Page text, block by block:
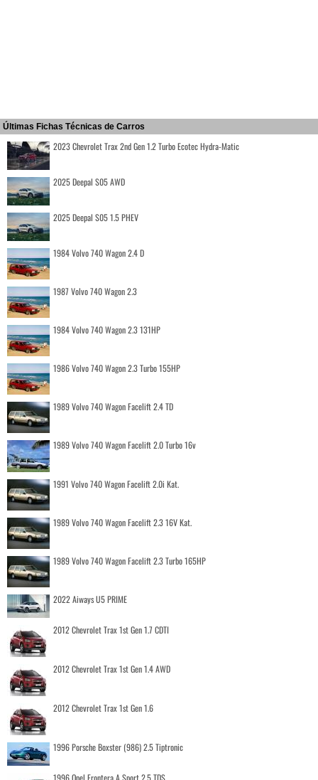
Últimas Fichas Técnicas de Carros
2023 Chevrolet Trax 2nd Gen 1.2 Turbo Ecotec Hydra-Matic
2025 Deepal S05 AWD
2025 Deepal S05 1.5 PHEV
1984 Volvo 740 Wagon 2.4 D
1987 Volvo 740 Wagon 2.3
1984 Volvo 740 Wagon 2.3 131HP
1986 Volvo 740 Wagon 2.3 Turbo 155HP
1989 Volvo 740 Wagon Facelift 2.4 TD
1989 Volvo 740 Wagon Facelift 2.0 Turbo 16v
1991 Volvo 740 Wagon Facelift 2.0i Kat.
1989 Volvo 740 Wagon Facelift 2.3 16V Kat.
1989 Volvo 740 Wagon Facelift 2.3 Turbo 165HP
2022 Aiways U5 PRIME
2012 Chevrolet Trax 1st Gen 1.7 CDTI
2012 Chevrolet Trax 1st Gen 1.4 AWD
2012 Chevrolet Trax 1st Gen 1.6
1996 Porsche Boxster (986) 2.5 Tiptronic
1996 Opel Frontera A Sport 2.5 TDS